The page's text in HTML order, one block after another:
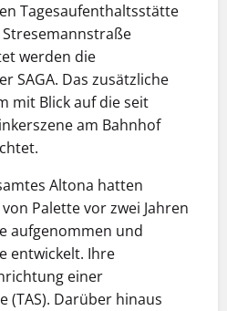
Tagesaufenthaltsstätte
werden die
SAGA. Das zusätzliche
mit Blick auf die seit
am Bahnhof
Altona hatten
Palette vor zwei Jahren
aufgenommen und
entwickelt. Ihre
einer
(TAS). Darüber hinaus